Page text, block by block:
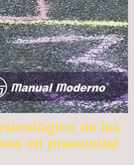
de las
en preescolar